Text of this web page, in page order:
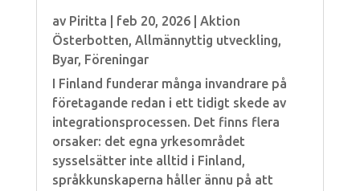
av Piritta feb 20, 2026| Aktion
Österbotten, Allmännyttig utveckling,
Byar, Föreningar
I Finland funderar många invandrare på
företagande redan i ett tidigt skede av
integrationsprocessen. Det finns flera
orsaker: det egna yrkesområdet
sysselsätter inte alltid i Finland,
språkkunskaperna håller ännu på att